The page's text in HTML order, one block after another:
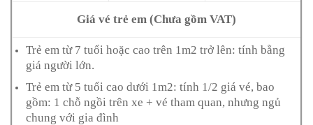
Giá vé trẻ em (Chưa gồm VAT)
Trẻ em từ 7 tuổi hoặc cao trên 1m2 trở lên: tính bằng
giá người lớn.
Trẻ em từ 5 tuổi cao dưới 1m2: tính 1/2 giá vé, bao
gồm: 1 chỗ ngồi trên xe + vé tham quan, nhưng ngủ
chung với gia đình